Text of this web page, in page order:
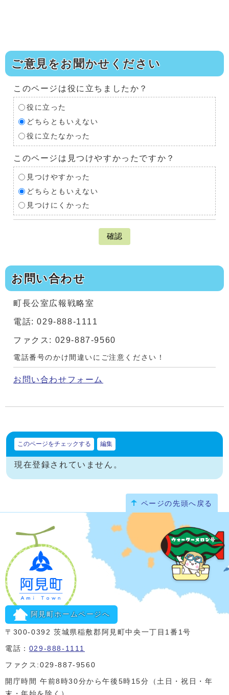
ご意見をお聞かせください
このページは役に立ちましたか？
役に立った
どちらともいえない
役に立たなかった
このページは見つけやすかったですか？
見つけやすかった
どちらともいえない
見つけにくかった
確認
お問い合わせ
町長公室広報戦略室
電話: 029-888-1111
ファクス: 029-887-9560
電話番号のかけ間違いにご注意ください！
お問い合わせフォーム
このページをチェックする 編集
現在登録されていません。
ページの先頭へ戻る
阿見町ホームページへ
〒300-0392 茨城県稲敷郡阿見町中央一丁目1番1号
電話： 029-888-1111
ファクス:029-887-9560
開庁時間 午前8時30分から午後5時15分（土日・祝日・年